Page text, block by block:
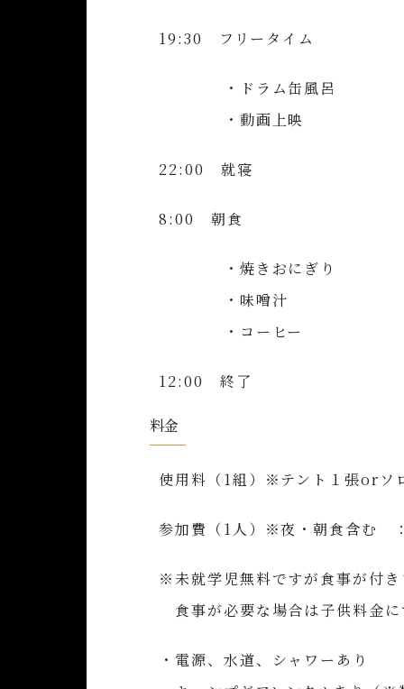
19:30 フリータイム
・ドラム缶風呂
・動画上映
22:00 就寝
8:00 朝食
・焼きおにぎり
・味噌汁
・コーヒー
12:00 終了
料金
使用料（1組）※テント１張or
参加費（1人）※夜・朝食含む
※未就学児無料ですが食事が付
食事が必要な場合は子供料金
・電源、水道、シャワーあり